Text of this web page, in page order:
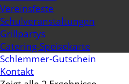
Vereinsfeste
Schulveranstaltungen
Grillpartys
Catering-Speisekarte
Schlemmer-Gutschein
Kontakt